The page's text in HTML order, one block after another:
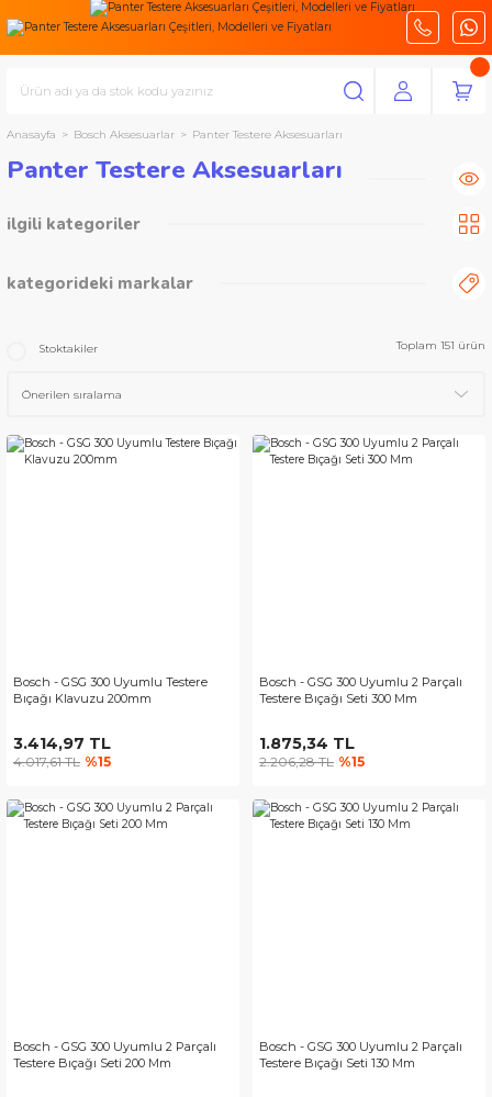
Anasayfa Bosch Aksesuarlar Panter Testere Aksesuarları
Panter Testere Aksesuarları
ilgili kategoriler
kategorideki markalar
Stoktakiler Toplam 151 ürün
Bosch - GSG 300 Uyumlu Testere
Bıçağı Klavuzu 200mm
3.414,97 TL
4.017,61 TL %15
Bosch - GSG 300 Uyumlu 2 Parçalı
Testere Bıçağı Seti 300 Mm
1.875,34 TL
2.206,28 TL %15
Bosch - GSG 300 Uyumlu 2 Parçalı
Testere Bıçağı Seti 200 Mm
Bosch - GSG 300 Uyumlu 2 Parçalı
Testere Bıçağı Seti 130 Mm